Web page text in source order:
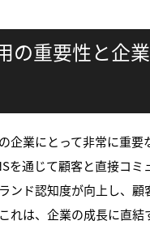
の重要性と企
企業にとって非常に重要
を通じて顧客と直接コミ
ンド認知度が向上し、顧
れは、企業の成長に直結